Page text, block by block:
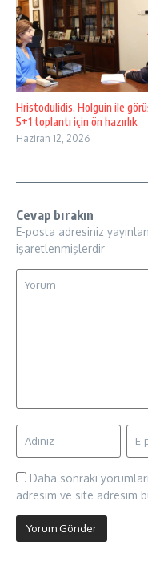
Hristodulidis, Holguin ile
5+1 toplantı için ön hazırlık
Haziran 12, 2026
Cevap bırakın
E-posta adresiniz
işaretlenmişlerdir
Daha sonraki
adresim ve site adresim